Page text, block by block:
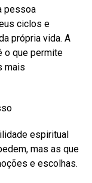
pessoa
ciclos e
própria vida. A
o que permite
mais
espiritual
mas as que
e escolhas.